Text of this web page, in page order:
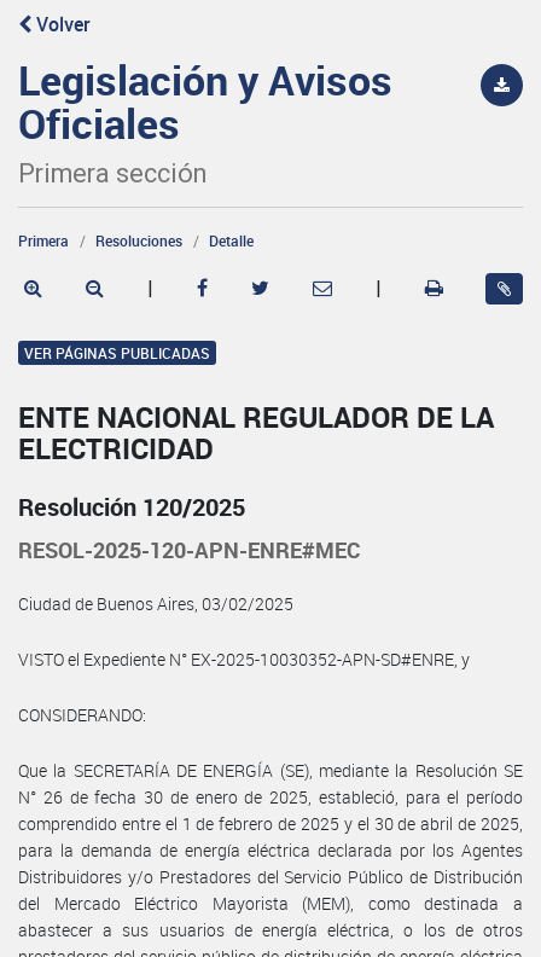
Volver
Legislación y Avisos
Oficiales
Primera sección
Primera Resoluciones Detalle
| |
VER PÁGINAS PUBLICADAS
ENTE NACIONAL REGULADOR DE LA
ELECTRICIDAD
Resolución 120/2025
RESOL-2025-120-APN-ENRE#MEC
Ciudad de Buenos Aires, 03/02/2025
VISTO el Expediente N° EX-2025-10030352-APN-SD#ENRE, y
CONSIDERANDO:
Que la SECRETARÍA DE ENERGÍA (SE), mediante la Resolución SE
N° 26 de fecha 30 de enero de 2025, estableció, para el período
comprendido entre el 1 de febrero de 2025 y el 30 de abril de 2025,
para la demanda de energía eléctrica declarada por los Agentes
Distribuidores y/o Prestadores del Servicio Público de Distribución
del Mercado Eléctrico Mayorista (MEM), como destinada a
abastecer a sus usuarios de energía eléctrica, o los de otros